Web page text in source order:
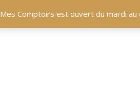
Mes Comptoirs est ouvert du mardi au